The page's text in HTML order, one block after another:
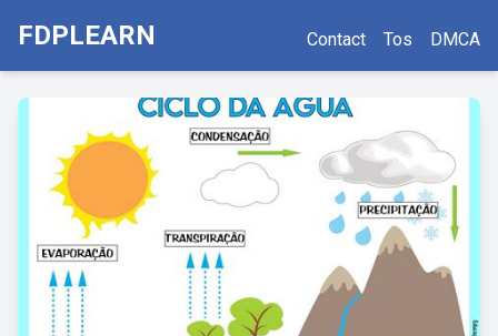
FDPLEARN Contact Tos DMCA